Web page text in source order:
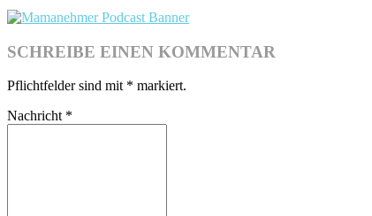
SCHREIBE EINEN KOMMENTAR
Pflichtfelder sind mit * markiert.
Nachricht *